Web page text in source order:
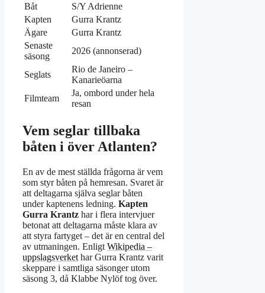
Båt
S/Y Adrienne
Kapten
Gurra Krantz
Ägare
Gurra Krantz
Senaste
säsong
2026 (annonserad)
Seglats
Rio de Janeiro –
Kanarieöarna
Filmteam
Ja, ombord under hela
resan
Vem seglar tillbaka
båten i över Atlanten?
En av de mest ställda frågorna är vem
som styr båten på hemresan. Svaret är
att deltagarna själva seglar båten
under kaptenens ledning. Kapten
Gurra Krantz har i flera intervjuer
betonat att deltagarna måste klara av
att styra fartyget – det är en central del
av utmaningen. Enligt Wikipedia –
uppslagsverket har Gurra Krantz varit
skeppare i samtliga säsonger utom
säsong 3, då Klabbe Nylöf tog över.